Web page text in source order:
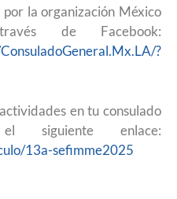
la organización México
de Facebook:
?
en tu consulado
siguiente enlace:
13a-sefimme2025